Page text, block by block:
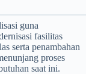
guna
fasilitas
serta penambahan
proses
saat ini.